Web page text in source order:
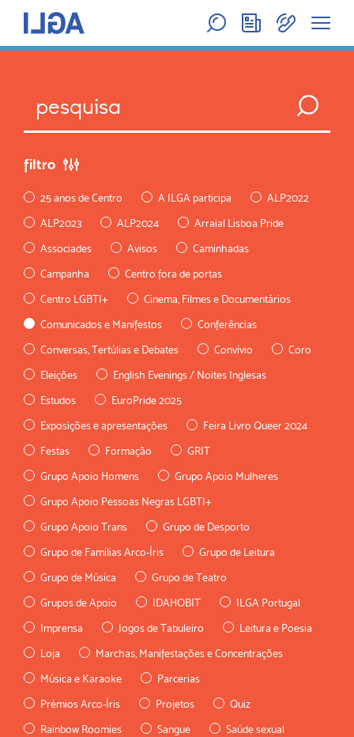
filtro
25 anos de Centro A ILGA participa
ALP2022
ALP2023
ALP2024
Arraial Lisboa Pride
Associades
Avisos
Caminhadas
Campanha
Centro fora de portas
Centro LGBTI+
Cinema, Filmes e Documentários
Comunicados e Manifestos
Conferências
Conversas, Tertúlias e Debates
Convívio
Coro
Eleições
English Evenings / Noites Inglesas
Estudos
EuroPride 2025
Exposições e apresentações
Feira Livro Queer 2024
Festas
Formação
GRIT
Grupo Apoio Homens
Grupo Apoio Mulheres
Grupo Apoio Pessoas Negras LGBTI+
Grupo Apoio Trans
Grupo de Desporto
Grupo de Famílias Arco-Íris
Grupo de Leitura
Grupo de Música
Grupo de Teatro
Grupos de Apoio
IDAHOBIT
ILGA Portugal
Imprensa
Jogos de Tabuleiro
Leitura e Poesia
Loja
Marchas, Manifestações e Concentrações
Música e Karaoke
Parcerias
Prémios Arco-Íris
Projetos
Quiz
Rainbow Roomies
Sangue
Saúde sexual